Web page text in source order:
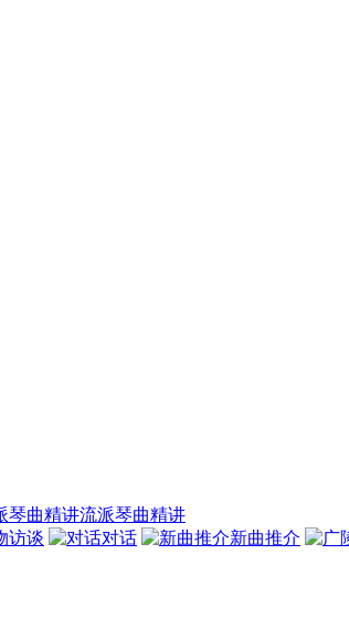
流派琴曲精讲
访谈 对话 新曲推介